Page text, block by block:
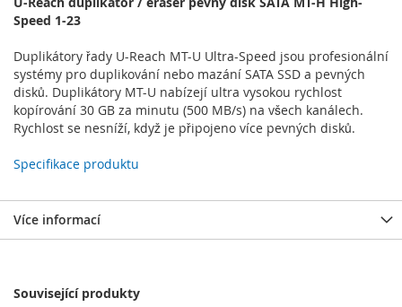
Speed 1-23
Duplikátory řady U-Reach MT-U Ultra-Speed jsou profesionální
systémy pro duplikování nebo mazání SATA SSD a pevných
disků. Duplikátory MT-U nabízejí ultra vysokou rychlost
kopírování 30 GB za minutu (500 MB/s) na všech kanálech.
Rychlost se nesníží, když je připojeno více pevných disků.
Specifikace produktu
Více informací
Související produkty